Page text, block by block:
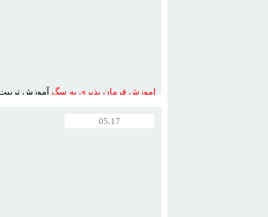
اموزش فرمان پذيري به سگ آموزش
05.17